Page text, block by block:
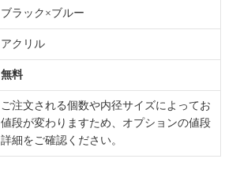
ブラック×ブルー
アクリル
無料
ご注文される個数や内径サイズによってお
値段が変わりますため、オプションの値段
詳細をご確認ください。